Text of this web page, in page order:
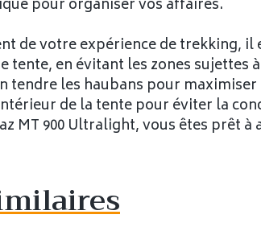
pour organiser vos affaires.
de votre expérience de trekking, il
tente, en évitant les zones sujettes
tendre les haubans pour
de la tente pour éviter la
MT 900 Ultralight, vous êtes prêt